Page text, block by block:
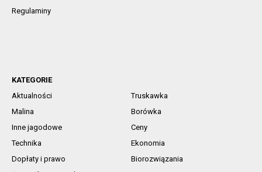
Regulaminy
KATEGORIE
Aktualności
Truskawka
Malina
Borówka
Inne jagodowe
Ceny
Technika
Ekonomia
Dopłaty i prawo
Biorozwiązania